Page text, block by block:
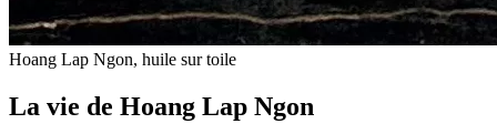
Hoang Lap Ngon, huile sur toile
La vie de Hoang Lap Ngon